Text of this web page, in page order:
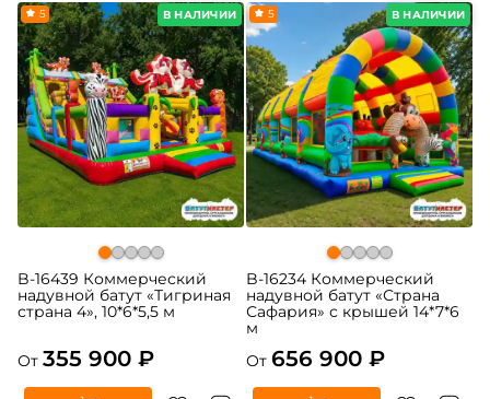
В НАЛИЧИИ
5
B-16439 Коммерческий
надувной батут «Тигриная
страна 4», 10*6*5,5 м
От 355 900 ₽
В НАЛИЧИИ
5
B-16234 Коммерческий
надувной батут «Страна
Сафария» с крышей 14*7*6
м
От 656 900 ₽